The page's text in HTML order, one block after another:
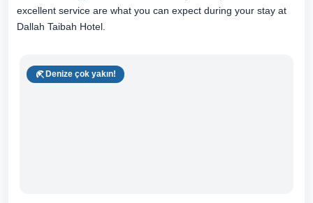
excellent service are what you can expect during your stay at
Dallah Taibah Hotel.
Denize çok yakın!